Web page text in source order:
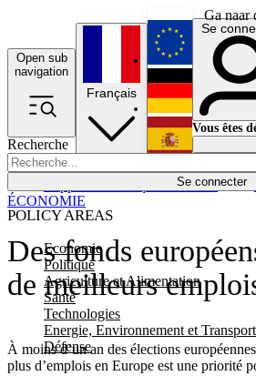
Ga naar
Open sub
navigation
Recherche
Se connecter
POLICY AREAS
Economie
Politique
Agriculture et Alimentation
Santé
Technologies
Energie, Environnement et Transport
Défense
Économie
Français
English
Deutsch
Español
Se
Vous êtes
Des fonds
de meilleurs
À moins d’un an des élections
plus d’emplois en Europe est une priorité
ÉCONOMIE